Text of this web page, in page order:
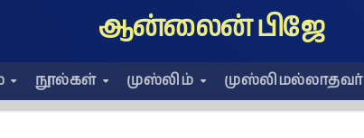
ஆன்லைன் பிஜே
நூல்கள் முஸ்லிம் முஸ்லிமல்லாதவர்